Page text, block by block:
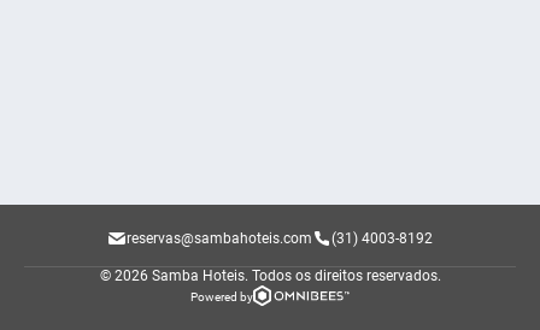
reservas@sambahoteis.com (31) 4003-8192
© 2026 Samba Hoteis. Todos os direitos reservados.
Powered by